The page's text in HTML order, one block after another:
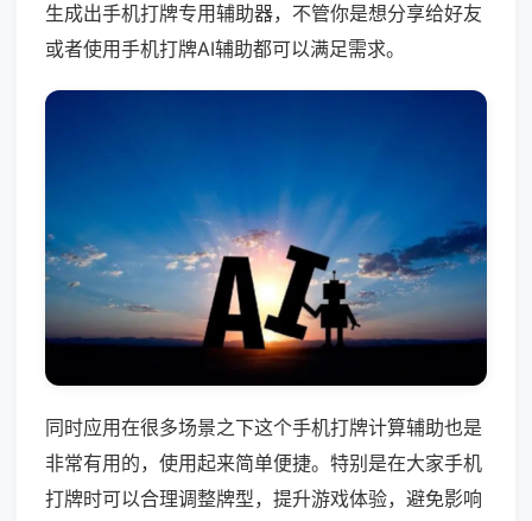
生成出手机打牌专用辅助器，不管你是想分享给好友
或者使用手机打牌AI辅助都可以满足需求。
同时应用在很多场景之下这个手机打牌计算辅助也是
非常有用的，使用起来简单便捷。特别是在大家手机
打牌时可以合理调整牌型，提升游戏体验，避免影响